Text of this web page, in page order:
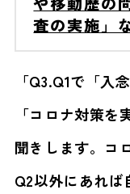
査の実施」
「Q3.Q1で「入
「コロナ対策
聞きします。コ
Q2以外にあれば